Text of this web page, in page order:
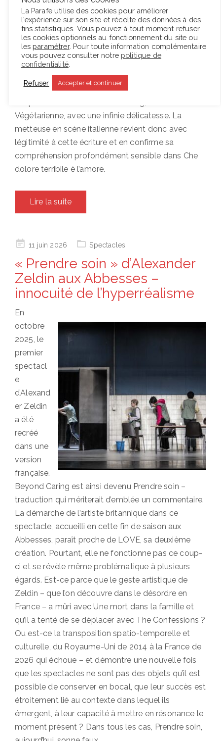
donne l’impression qu’il n’y a qu’une autrice en
Corée, et même qu’une œuvre d’elle. De
nombreuses différences distinguent les deux
projets, à commencer par le fait que Daria Deflorian
est familière de l’autrice, et qu’elle a en quelques
sortes devancé cette édition du Festival lorsqu’en
2024, avant même la consécration du Nobel, elle a
Végétarienne, avec une infinie délicatesse. La
metteuse en scène italienne revient donc avec
légitimité à cette écriture et en confirme sa
compréhension profondément sensible dans Che
dolore terribile è l’amore.
Lire la suite
Posted11 juin 2026 Spectacles
« Prendre soin » d’Alexander
Zeldin aux Abbesses –
innocuité de l’hyperréalisme
En
octobre
2025, le
premier
spectacl
e
d’Alexand
er Zeldin
a été
recréé
dans une
version
française.
Beyond Caring est ainsi devenu Prendre soin –
traduction qui mériterait d’emblée un commentaire.
La démarche de l’artiste britannique dans ce
spectacle, accueilli en cette fin de saison aux
Abbesses, paraît proche de LOVE, sa deuxième
création. Pourtant, elle ne fonctionne pas ce coup-
ci et se révèle même problématique à plusieurs
égards. Est-ce parce que le geste artistique de
Zeldin – que l’on découvre dans le désordre en
France – a mûri avec Une mort dans la famille et
qu’il a tenté de se déplacer avec The Confessions ?
Ou est-ce la transposition spatio-temporelle et
culturelle, du Royaume-Uni de 2014 à la France de
2026 qui échoue – et démontre une nouvelle fois
que les spectacles ne sont pas des objets qu’il est
possible de conserver en bocal, que leur succès est
étroitement lié au contexte dans lequel ils
émergent, à leur capacité à mettre en résonance le
moment présent ? Dans tous les cas, Prendre soin,
La Parafe utilise des cookies pour améliorer
l'expérience sur son site et récolte des données à des
fins statistiques. Vous pouvez à tout moment refuser
les cookies optionnels au fonctionnement du site ou
les paramétrer. Pour toute information complémentaire
vous pouvez consulter notre politique de
confidentialité.
Refuser Accepter et continuer